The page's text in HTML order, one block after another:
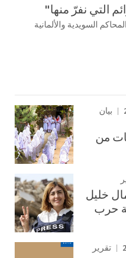
التي نفرّ منها"
السويدية والألمانية
بيان
من
خليل
حرب
تقرير